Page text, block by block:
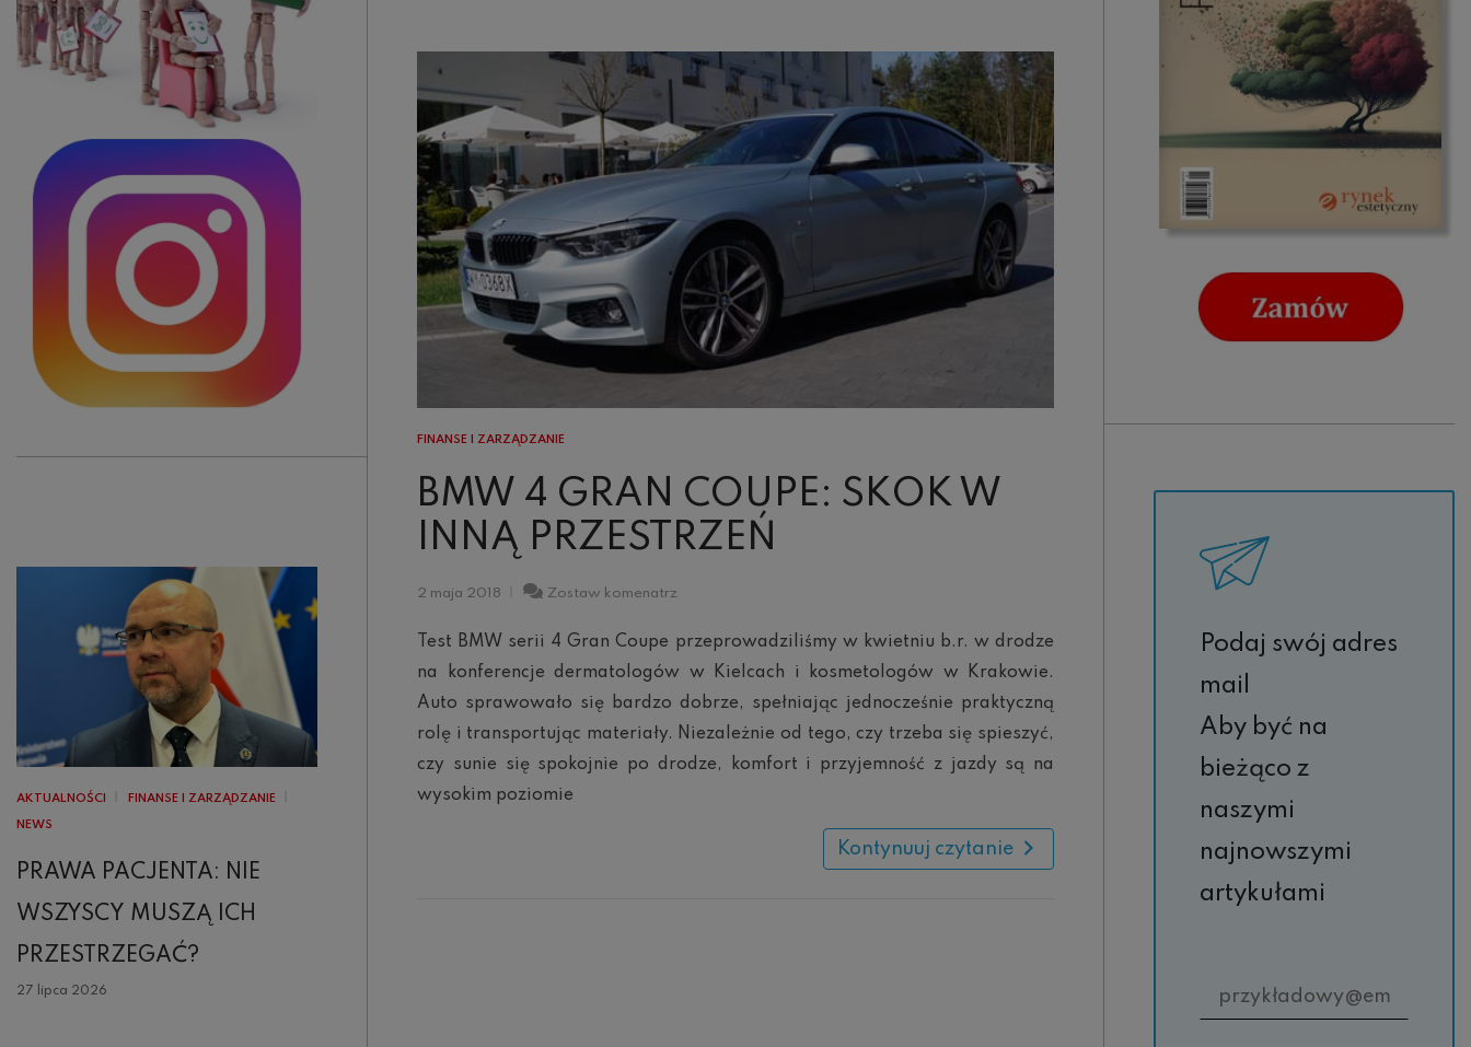
AKTUALNOŚCI
FINANSE I ZARZĄDZANIE
NEWS
PRAWA PACJENTA: NIE
WSZYSCY MUSZĄ ICH
PRZESTRZEGAĆ?
27 lipca 2026
FINANSE I ZARZĄDZANIE
BMW 4 GRAN COUPE: SKOK W
INNĄ PRZESTRZEŃ
2 maja 2018 Zostaw komenatrz
Coupe:
skok
inną
przestrzeń
Test BMW serii 4 Gran Coupe przeprowadziliśmy w kwietniu b.r. w drodze
na konferencje dermatologów w Kielcach i kosmetologów w Krakowie.
Auto sprawowało się bardzo dobrze, spełniając jednocześnie praktyczną
rolę i transportując materiały. Niezależnie od tego, czy trzeba się spieszyć,
czy sunie się spokojnie po drodze, komfort i przyjemność z jazdy są na
wysokim poziomie
Kontynuuj czytanie
Podaj swój adres
mail
Aby być na
bieżąco z
naszymi
najnowszymi
artykułami